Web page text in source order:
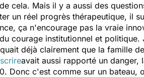
cela. Mais il y a aussi des
un réel progrès thérapeutique, il
ça n'encourage pas la vraie
courage institutionnel et
déjà clairement que la famille
avait aussi rapporté un danger,
Donc c'est comme sur un bateau,